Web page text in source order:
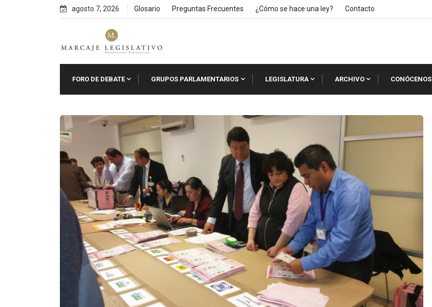
agosto 7, 2026 Glosario Preguntas Frecuentes ¿Cómo se hace una ley? Contacto
FORO DE DEBATE GRUPOS PARLAMENTARIOS LEGISLATURA ARCHIVO CONÓCENOS